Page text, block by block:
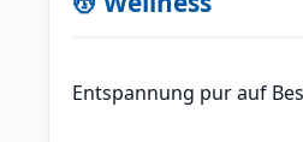
Entspannung pur auf